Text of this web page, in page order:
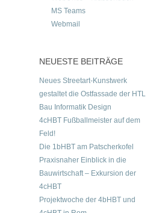
MS Teams
Webmail
NEUESTE BEITRÄGE
Neues Streetart-Kunstwerk
gestaltet die Ostfassade der HTL
Bau Informatik Design
4cHBT Fußballmeister auf dem
Feld!
Die 1bHBT am Patscherkofel
Praxisnaher Einblick in die
Bauwirtschaft – Exkursion der
4cHBT
Projektwoche der 4bHBT und